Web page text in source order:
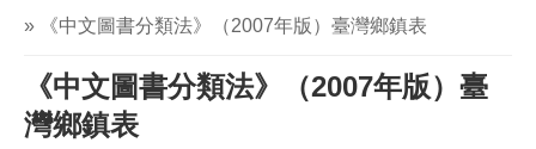
» 《中文圖書分類法》（2007年版）臺灣鄉鎮表
《中文圖書分類法》（2007年版）臺
灣鄉鎮表